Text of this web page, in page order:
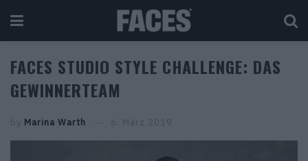
FACES STUDIO STYLE CHALLENGE: DAS
GEWINNERTEAM
by Marina Warth 6. März 2019